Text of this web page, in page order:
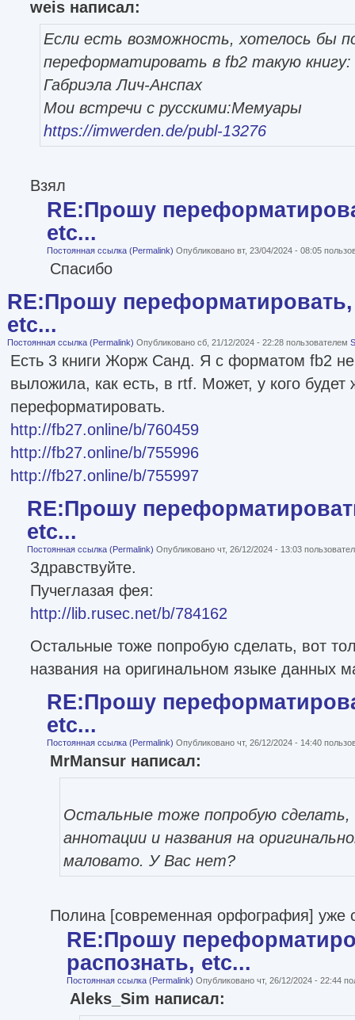
weis написал:
Если есть возможность, хотелось бы
переформатировать в fb2 такую книгу:
Габриэла Лич-Анспах
Мои встречи с русскими:Мемуары
https://imwerden.de/publ-13276
Взял
RE:Прошу
etc...
Постоянная ссылка (Permalink) Опубликовано вт, 23/04/2024 - 08:05
Спасибо
RE:Прошу переформатировать,
etc...
Постоянная ссылка (Permalink) Опубликовано сб, 21/12/2024 - 22:28 пользователем
Есть 3 книги Жорж Санд. Я с форматом fb2
выложила, как есть, в rtf. Может, у кого будет
переформатировать.
http://fb27.online/b/760459
http://fb27.online/b/755996
http://fb27.online/b/755997
RE:Прошу
etc...
Постоянная ссылка (Permalink) Опубликовано чт, 26/12/2024 - 13:03
Здравствуйте.
Пучеглазая фея:
http://lib.rusec.net/b/784162
Остальные тоже попробую сделать, вот
названия на оригинальном языке данных
RE:Прошу
etc...
Постоянная ссылка (Permalink) Опубликовано чт, 26/12/2024 - 14:40
MrMansur написал:
Остальные тоже попробую сделать,
аннотации и названия на
маловато. У Вас нет?
Полина [современная орфография] уже
RE:Прошу
распознать, etc...
Постоянная ссылка (Permalink) Опубликовано чт, 26/12/2024 - 22:44
Aleks_Sim написал: